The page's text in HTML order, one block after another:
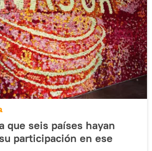
que seis países hayan
participación en ese